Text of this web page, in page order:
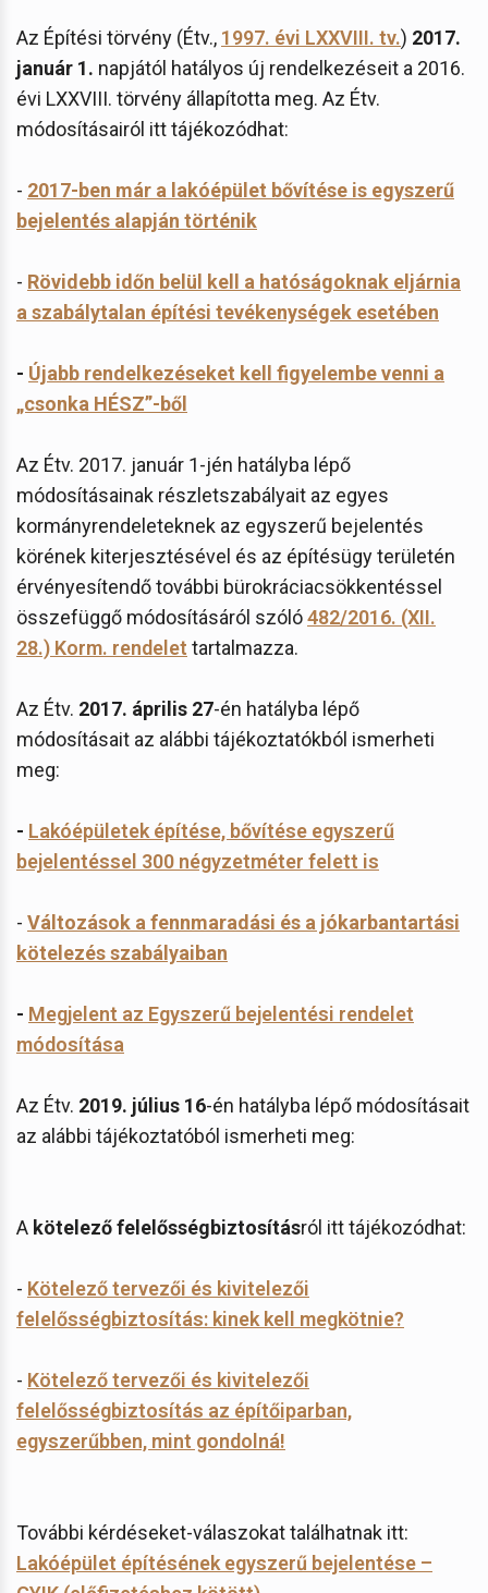
Az Építési törvény (Étv., 1997. évi LXXVIII. tv.) 2017.
január 1. napjától hatályos új rendelkezéseit a 2016.
évi LXXVIII. törvény állapította meg. Az Étv.
módosításairól itt tájékozódhat:
- 2017-ben már a lakóépület bővítése is egyszerű
bejelentés alapján történik
- Rövidebb időn belül kell a hatóságoknak eljárnia
a szabálytalan építési tevékenységek esetében
- Újabb rendelkezéseket kell figyelembe venni a
„csonka HÉSZ”-ből
Az Étv. 2017. január 1-jén hatályba lépő
módosításainak részletszabályait az egyes
kormányrendeleteknek az egyszerű bejelentés
körének kiterjesztésével és az építésügy területén
érvényesítendő további bürokráciacsökkentéssel
összefüggő módosításáról szóló482/2016. (XII.
28.) Korm. rendelet tartalmazza.
Az Étv. 2017. április 27-én hatályba lépő
módosításait az alábbi tájékoztatókból ismerheti
meg:
- Lakóépületek építése, bővítése egyszerű
bejelentéssel 300 négyzetméter felett is
- Változások a fennmaradási és a jókarbantartási
kötelezés szabályaiban
- Megjelent az Egyszerű bejelentési rendelet
módosítása
Az Étv. 2019. július 16-én hatályba lépő módosításait
az alábbi tájékoztatóból ismerheti meg:
A kötelező felelősségbiztosításról itt tájékozódhat:
- Kötelező tervezői és kivitelezői
felelősségbiztosítás: kinek kell megkötnie?
- Kötelező tervezői és kivitelezői
felelősségbiztosítás az építőiparban,
egyszerűbben, mint gondolná!
További kérdéseket-válaszokat találhatnak itt:
Lakóépület építésének egyszerű bejelentése –